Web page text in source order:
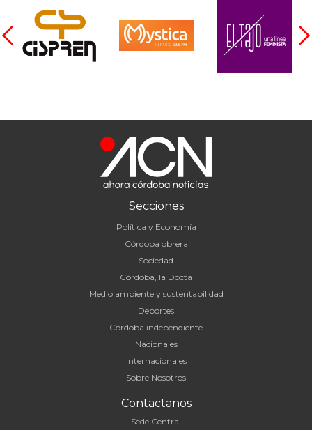
Secciones
Política y Economía
Córdoba obrera
Sociedad
Córdoba, la Docta
Medio ambiente y sustentabilidad
Deportes
Córdoba independiente
Nacionales
Internacionales
Sobre Nosotros
Contactanos
Sede Central